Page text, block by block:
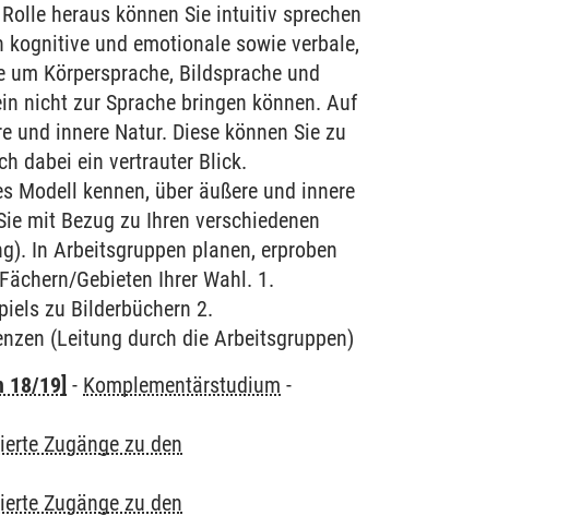
heraus können Sie intuitiv sprechen
und emotionale sowie verbale,
Körpersprache, Bildsprache und
nicht zur Sprache bringen können. Auf
und innere Natur. Diese können Sie zu
dabei ein vertrauter Blick.
Modell kennen, über äußere und innere
mit Bezug zu Ihren verschiedenen
In Arbeitsgruppen planen, erproben
Gebieten Ihrer Wahl. 1.
zu Bilderbüchern 2.
(Leitung durch die Arbeitsgruppen)
18/19] - Komplementärstudium -
Zugänge zu den
Zugänge zu den